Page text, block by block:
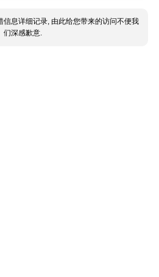
信息详细记录, 由此给您带来的访问不便我
们深感歉意.